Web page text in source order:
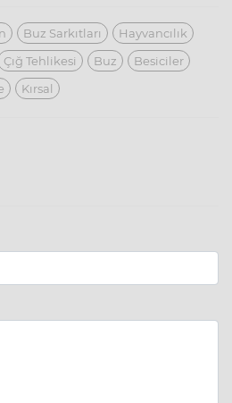
Buz Sarkıtları
Hayvancılık
Çığ Tehlikesi Buz
Besiciler
Kırsal